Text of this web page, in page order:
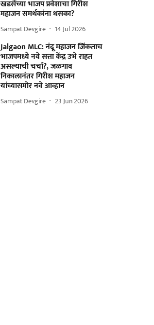
खडसेंच्या भाजप प्रवेशाचा गिरीश
महाजन समर्थकांना धसका?
Sampat Devgire 14 Jul 2026
Jalgaon MLC: नंदू महाजन जिंकताच
भाजपमध्ये नवे सत्ता केंद्र उभे राहत
असल्याची चर्चा?, जळगाव
निकालानंतर गिरीश महाजन
यांच्यासमोर नवे आव्हान
Sampat Devgire 23 Jun 2026